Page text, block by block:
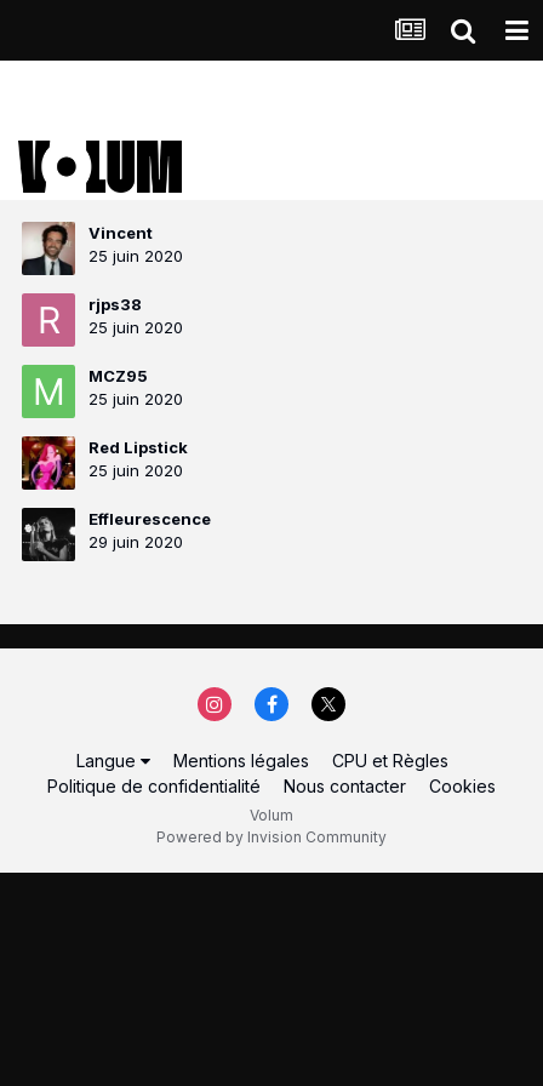
Vincent
25 juin 2020
rjps38
25 juin 2020
MCZ95
25 juin 2020
Red Lipstick
25 juin 2020
Effleurescence
29 juin 2020
Langue Mentions légales
CPU et Règles
Politique de confidentialité
Nous contacter Cookies
Volum
Powered by Invision Community